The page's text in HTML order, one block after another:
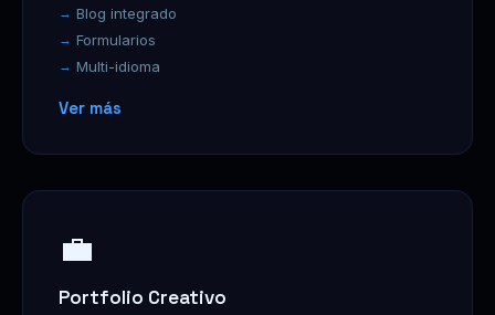
Blog integrado
Formularios
Multi-idioma
Ver más
💼
Portfolio Creativo